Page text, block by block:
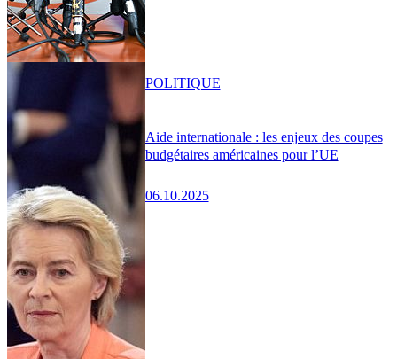
Aide internationale : les enjeux des coupes
budgétaires américaines pour l’UE
06.10.2025
POLITIQUE